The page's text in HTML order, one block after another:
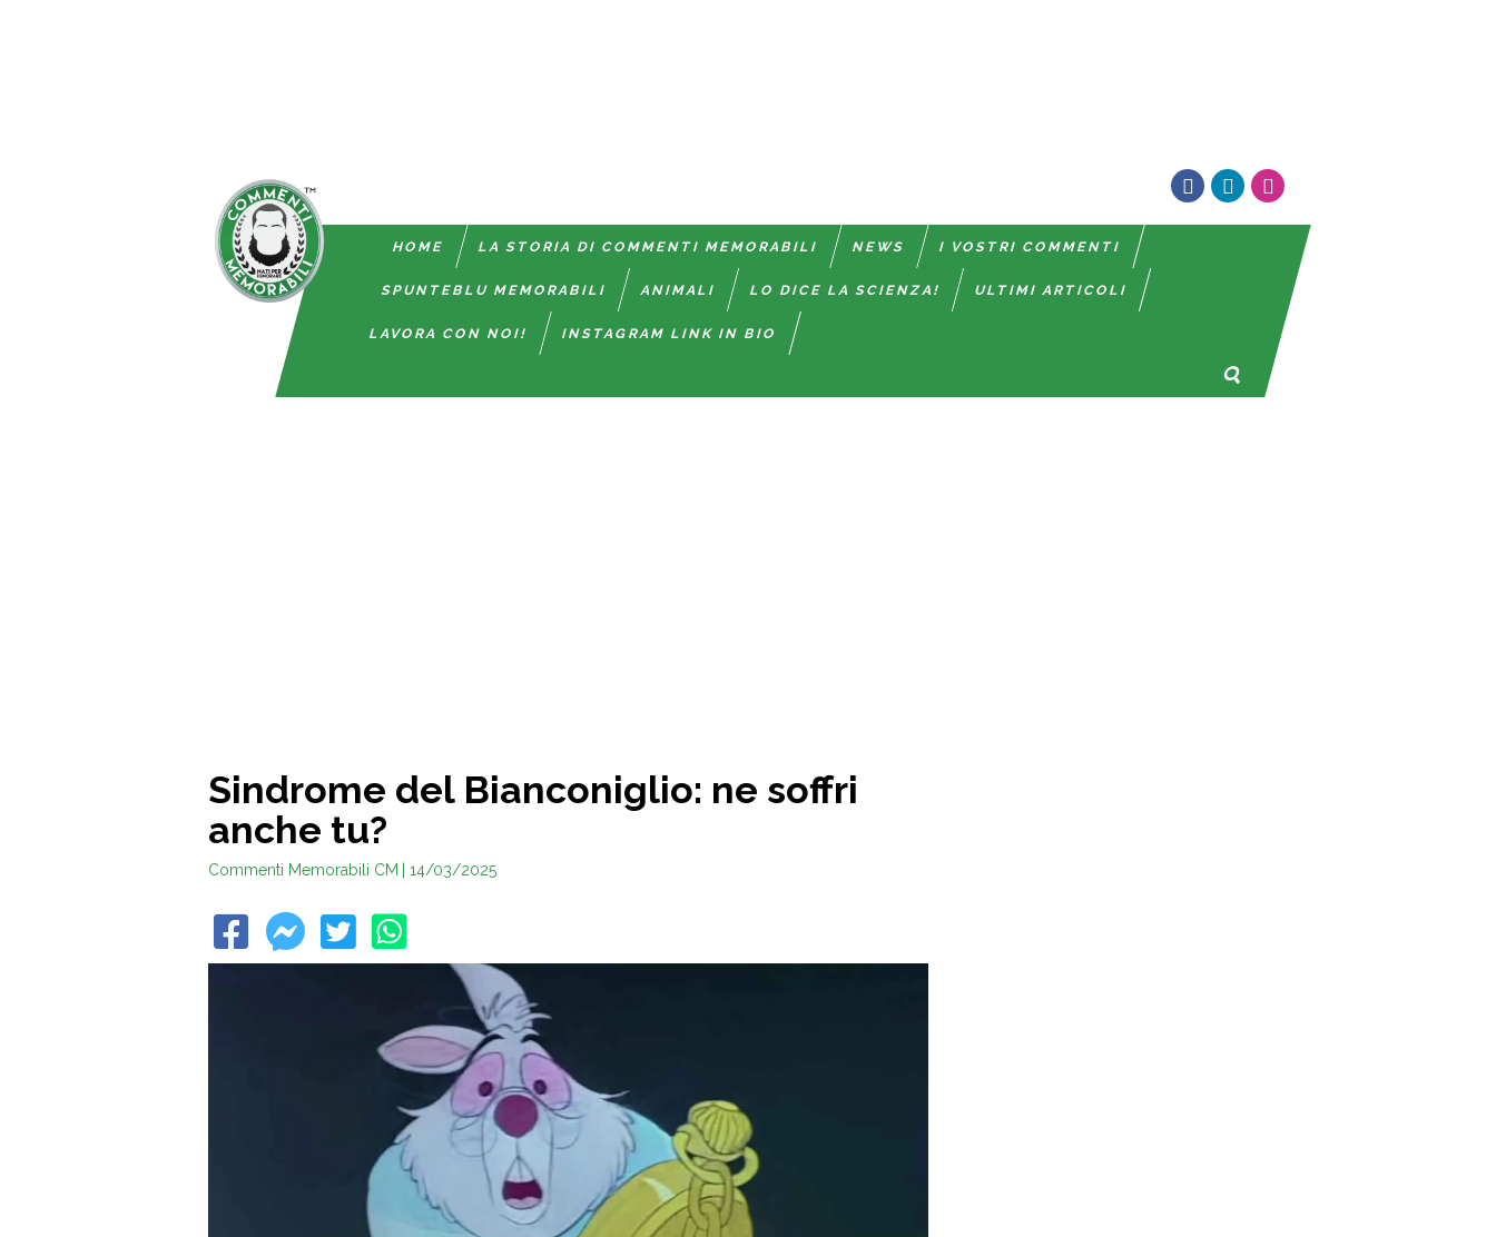
HOME LA STORIA DI COMMENTI MEMORABILI NEWS I VOSTRI COMMENTI
SPUNTEBLU MEMORABILI ANIMALI LO DICE LA SCIENZA! ULTIMI ARTICOLI
LAVORA CON NOI! INSTAGRAM LINK IN BIO
Sindrome del Bianconiglio: ne soffri
anche tu?
Commenti Memorabili CM | 14/03/2025